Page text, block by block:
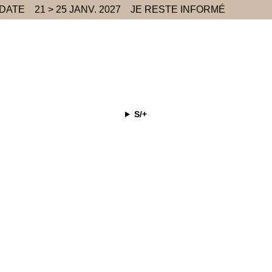
21 > 25 JANV. 2027 JE RESTE INFORMÉ
S/+